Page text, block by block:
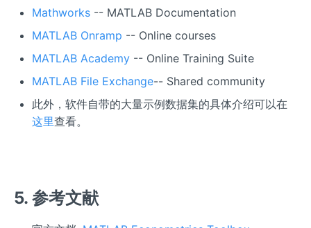
Mathworks-- MATLAB Documentation
MATLAB Onramp -- Online courses
MATLAB Academy -- Online Training Suite
MATLAB File Exchange-- Shared community
此外，软件自带的大量示例数据集的具体介绍可以在
这里查看。
5. 参考文献